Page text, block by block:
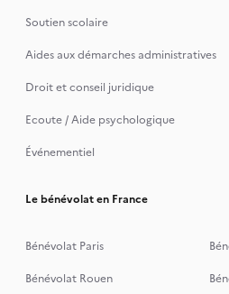
Soutien scolaire
Aides aux démarches administratives
Droit et conseil juridique
Ecoute / Aide psychologique
Événementiel
Le bénévolat en France
Bénévolat Paris
Bénévolat Rouen